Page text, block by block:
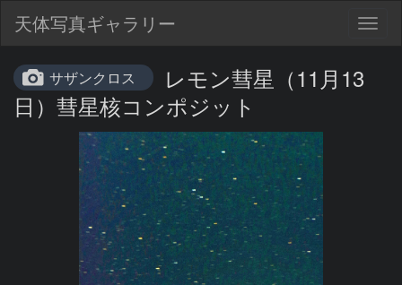
天体写真ギャラリー
サザンクロス
レモン彗星（11月13
日）彗星核コンポジット